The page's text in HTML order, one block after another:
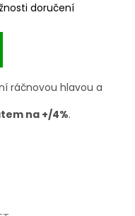
doručení
ráčnovou hlavou a
na +/4%.